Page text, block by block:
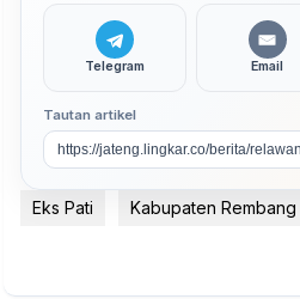
Telegram Email
Tautan artikel
Eks Pati Kabupaten Rembang